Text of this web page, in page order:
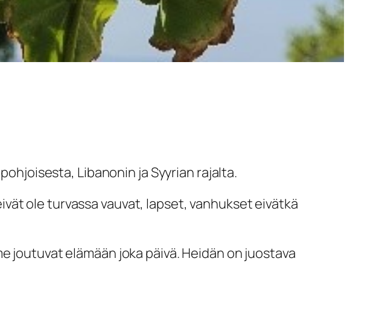
Libanonin ja Syyrian rajalta.
ole turvassa vauvat, lapset, vanhukset eivätkä
joutuvat elämään joka päivä. Heidän on juostava